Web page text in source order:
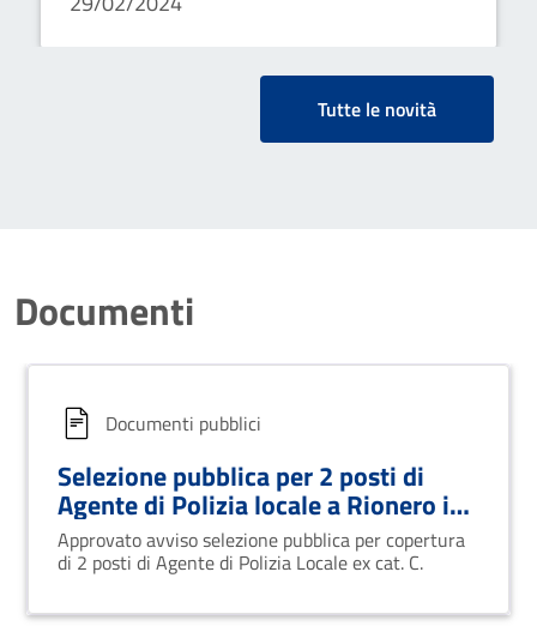
Tecnico" - Area degli Istruttori
Tutte le novità
Documenti
Documenti pubblici
Selezione pubblica per 2 posti di
Agente di Polizia locale a Rionero in
Vulture
Approvato avviso selezione pubblica per copertura
di 2 posti di Agente di Polizia Locale ex cat. C.